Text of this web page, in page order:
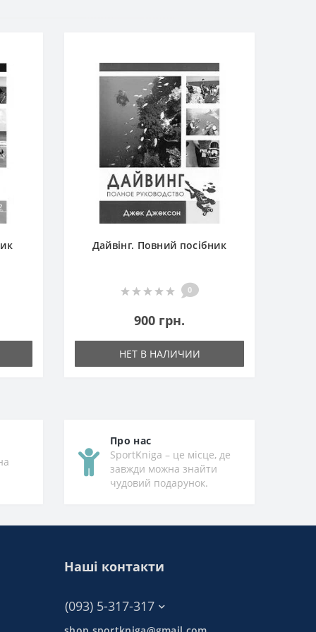
Дайвінг. Повний посібник
0
900 грн.
НЕТ В НАЛИЧИИ
Про нас
SportKniga – це місце, де
завжди можна знайти
чудовий подарунок.
Наші контакти
(093) 5-317-317